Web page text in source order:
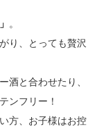
。
り、とっても贅沢
酒と合わせたり、
ンフリー！
方、お子様はお控